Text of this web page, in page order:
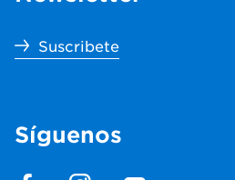
Suscribete
Síguenos